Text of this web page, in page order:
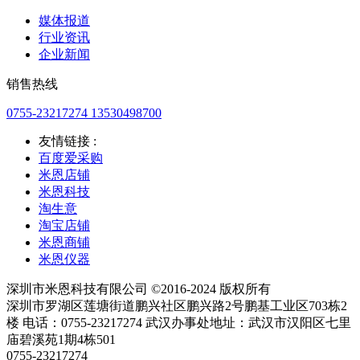
媒体报道
行业资讯
企业新闻
销售热线
0755-23217274 13530498700
友情链接 :
百度爱采购
米恩店铺
米恩科技
淘生意
淘宝店铺
米恩商铺
米恩仪器
深圳市米恩科技有限公司 ©2016-2024 版权所有
深圳市罗湖区莲塘街道鹏兴社区鹏兴路2号鹏基工业区703栋2
楼 电话：0755-23217274 武汉办事处地址：武汉市汉阳区七里
庙碧溪苑1期4栋501
0755-23217274